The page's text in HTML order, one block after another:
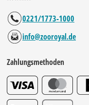
0221/1773-1000
info@zooroyal.de
Zahlungsmethoden